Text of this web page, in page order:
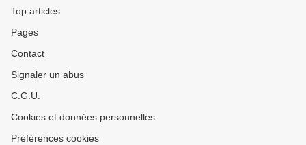
Top articles
Pages
Contact
Signaler un abus
C.G.U.
Cookies et données personnelles
Préférences cookies